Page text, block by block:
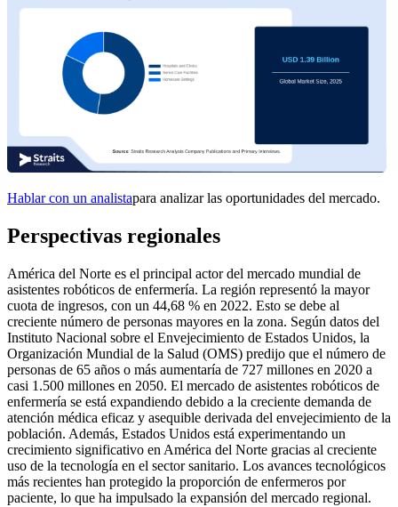
Hablar con un analistapara analizar las oportunidades del mercado.
Perspectivas regionales
América del Norte es el principal actor del mercado mundial de
asistentes robóticos de enfermería. La región representó la mayor
cuota de ingresos, con un 44,68 % en 2022. Esto se debe al
creciente número de personas mayores en la zona. Según datos del
Instituto Nacional sobre el Envejecimiento de Estados Unidos, la
Organización Mundial de la Salud (OMS) predijo que el número de
personas de 65 años o más aumentaría de 727 millones en 2020 a
casi 1.500 millones en 2050. El mercado de asistentes robóticos de
enfermería se está expandiendo debido a la creciente demanda de
atención médica eficaz y asequible derivada del envejecimiento de la
población. Además, Estados Unidos está experimentando un
crecimiento significativo en América del Norte gracias al creciente
uso de la tecnología en el sector sanitario. Los avances tecnológicos
más recientes han protegido la proporción de enfermeros por
paciente, lo que ha impulsado la expansión del mercado regional.